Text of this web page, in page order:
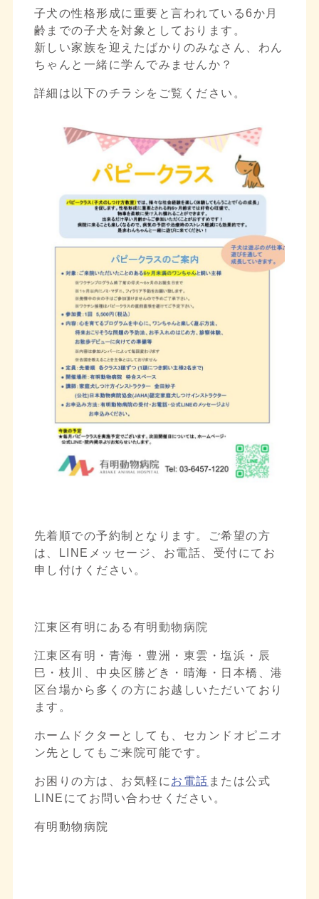
子犬の性格形成に重要と言われている6か月
齢までの子犬を対象としております。
新しい家族を迎えたばかりのみなさん、わん
ちゃんと一緒に学んでみませんか？
詳細は以下のチラシをご覧ください。
先着順での予約制となります。ご希望の方
は、LINEメッセージ、お電話、受付にてお
申し付けください。
江東区有明にある有明動物病院
江東区有明・青海・豊洲・東雲・塩浜・辰
巳・枝川、中央区勝どき・晴海・日本橋、港
区台場から多くの方にお越しいただいており
ます。
ホームドクターとしても、セカンドオピニオ
ン先としてもご来院可能です。
お困りの方は、お気軽に お電話 または公式
LINEにてお問い合わせください。
有明動物病院